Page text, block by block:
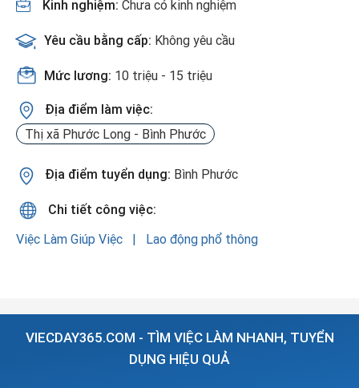
Kinh nghiệm: Chưa có kinh nghiệm
Yêu cầu bằng cấp: Không yêu cầu
Mức lương: 10 triệu - 15 triệu
Địa điểm làm việc:
Thị xã Phước Long - Bình Phước
Địa điểm tuyển dụng: Bình Phước
Chi tiết công việc:
Việc Làm Giúp Việc
Lao động phổ thông
VIECDAY365.COM - TÌM VIỆC LÀM NHANH, TUYỂN
DỤNG HIỆU QUẢ